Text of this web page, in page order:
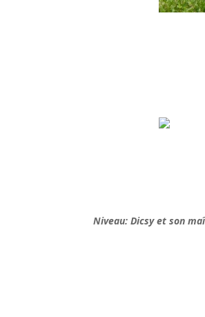
Niveau: Dicsy et son